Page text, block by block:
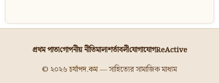
প্রথম পাতাগোপনীয় নীতিমালাশর্তাবলীযোগাযোগReActive
© ২০২৬চর্যাপদ.কম— সাহিত্যের সামাজিক মাধ্যম